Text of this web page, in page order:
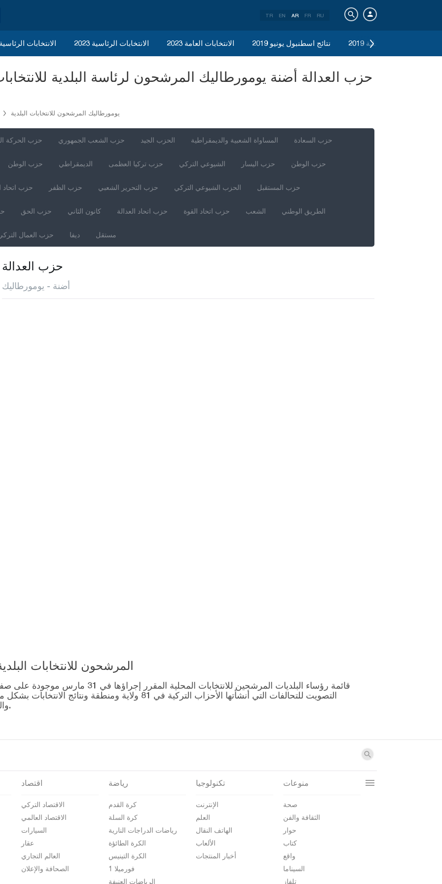
TR EN AR FR RU
2023 الانتخابات الانتخابات الرئاسية 2023 الانتخابات العامة 2023 نتائج اسطنبول يونيو 2019 الانتخابات المحلية 2019
يومورطاليك المرشحون للانتخابات البلدية
حزب الحركة حزب الشعب الجمهوري الحزب الجيد المساواة الشعبية والديمقراطية حزب السعادة
حزب الوطن الديمقراطي حزب تركيا العظمى الشيوعي التركي حزب اليسار حزب الوطن
حزب اتحاد حزب الظفر حزب التحرير الشعبي الحزب الشيوعي التركي حزب المستقبل
حزب الحق كانون الثاني حزب اتحاد العدالة حزب اتحاد القوة الشعب الطريق الوطني
حزب العمال ديفا مستقل
حزب العدالة
أضنة - يومورطاليك
المرشحون للانتخابات البلدية المحلية –
قائمة رؤساء البلديات المرشحين للانتخابات
التصويت للتحالفات التي أنشأتها الأحزاب التركية في 81
والمرشحين على صفحة نتائج الانتخابات 2024.
اقتصاد
الاقتصاد التركي
الاقتصاد العالمي
السيارات
عقار
العالم التجاري
الصحافة والإعلان
رياضة
كرة القدم
كرة السلة
رياضات الدراجات النارية
الكرة الطائؤة
الكرة التينيس
فورميلا 1
الرياضات العنيفة
تكنولوجيا
الإنترنت
العلم
الهاتف النقال
الألعاب
أخبار المنتجات
منوعات
صحة
الثقافة والفن
حوار
كتاب
واقع
السيناما
تلفاز